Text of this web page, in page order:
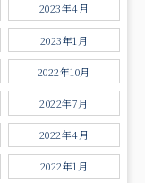
2023年4月
2023年1月
2022年10月
2022年7月
2022年4月
2022年1月